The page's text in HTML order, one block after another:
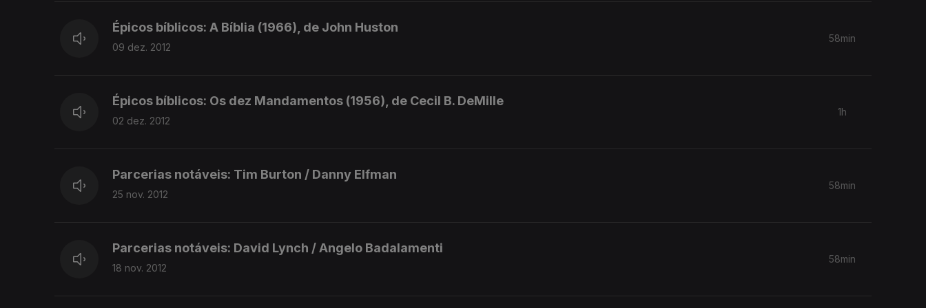
Épicos bíblicos: A Bíblia (1966), de John Huston
09 dez. 2012
58min
Épicos bíblicos: Os dez Mandamentos (1956), de Cecil B. DeMille
02 dez. 2012
1h
Parcerias notáveis: Tim Burton / Danny Elfman
25 nov. 2012
58min
Parcerias notáveis: David Lynch / Angelo Badalamenti
18 nov. 2012
58min